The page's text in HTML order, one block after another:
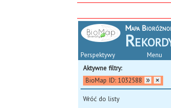
Mapa
Perspektywy
Menu
Aktywne filtry:
BioMap ID: 1032588
Wróć do listy